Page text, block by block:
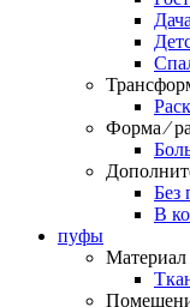
Дача
Форма ⁄
Без
В
пуфы
Материал